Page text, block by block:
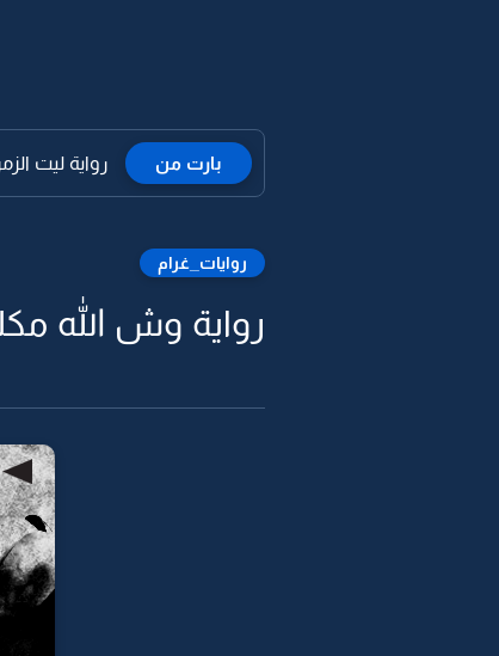
بارت من رواية ليت
روايات_غرام
رواية وش الله